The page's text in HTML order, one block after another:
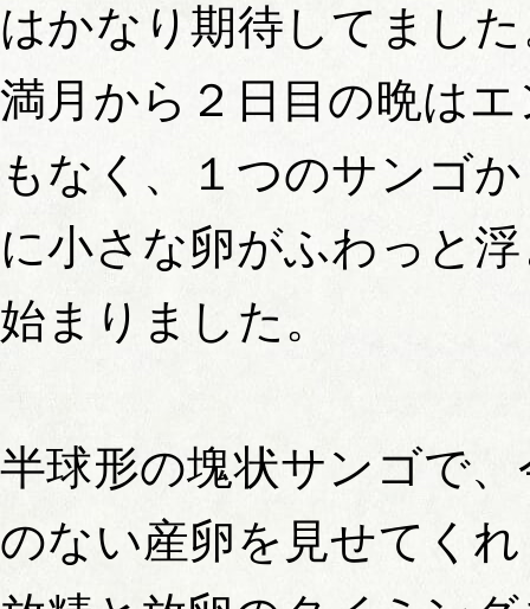
はかなり期待してまし
満月から２日目の晩は
もなく、１つのサンゴ
に小さな卵がふわっと
始まりました。
半球形の塊状サンゴで
のない産卵を見せてく